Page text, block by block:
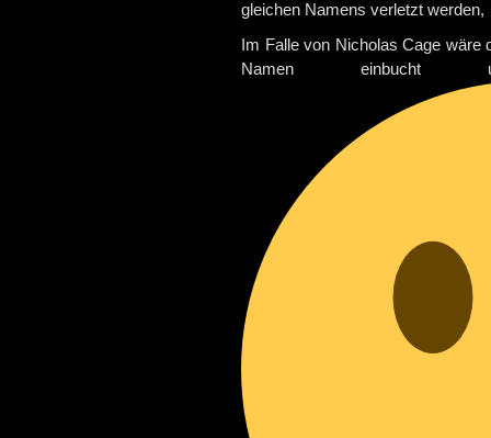
gleichen Namens verletzt werden,
Im Falle von Nicholas Cage
Namen